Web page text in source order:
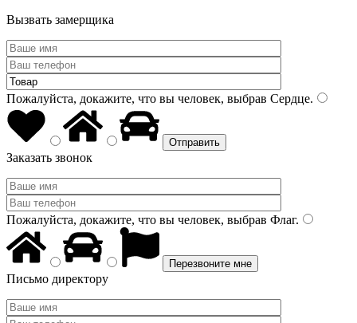
Вызвать замерщика
Пожалуйста, докажите, что вы человек, выбрав Сердце.
Заказать звонок
Пожалуйста, докажите, что вы человек, выбрав Флаг.
Письмо директору